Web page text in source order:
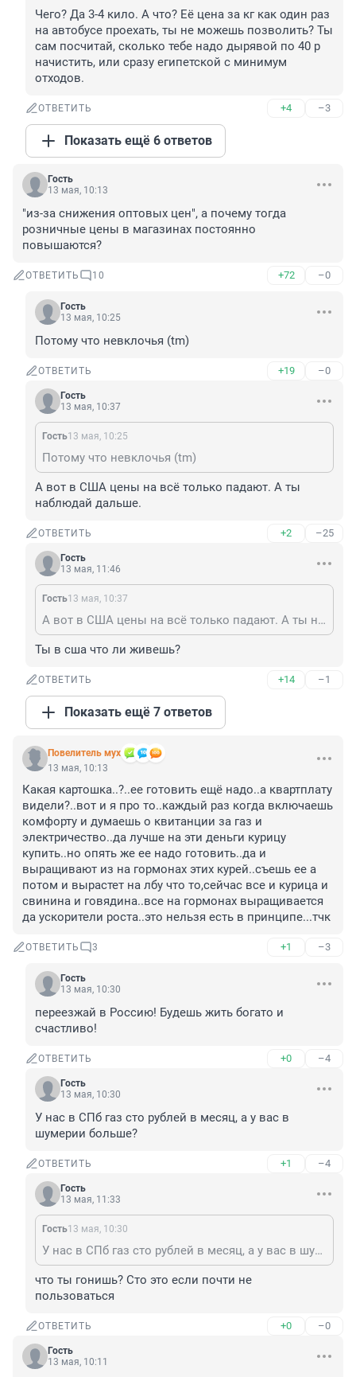
Чего? Да 3-4 кило. А что? Её цена за кг как один раз
на автобусе проехать, ты не можешь позволить? Ты
сам посчитай, сколько тебе надо дырявой по 40 р
начистить, или сразу египетской с минимум
отходов.
ОТВЕТИТЬ +4 –3
Показать ещё 6 ответов
Гость
13 мая, 10:13
"из-за снижения оптовых цен", а почему тогда
розничные цены в магазинах постоянно
повышаются?
ОТВЕТИТЬ 10 +72 –0
Гость
13 мая, 10:25
Потому что невклочья (tm)
ОТВЕТИТЬ +19 –0
Гость
13 мая, 10:37
Гость13 мая, 10:25
Потому что невклочья (tm)
А вот в США цены на всё только падают. А ты
наблюдай дальше.
ОТВЕТИТЬ +2 –25
Гость
13 мая, 11:46
Гость13 мая, 10:37
А вот в США цены на всё только падают. А ты наблюдай дальше.
Ты в сша что ли живешь?
ОТВЕТИТЬ +14 –1
Показать ещё 7 ответов
Повелитель мух
13 мая, 10:13
Какая картошка..?..ее готовить ещё надо..а квартплату
видели?..вот и я про то..каждый раз когда включаешь
комфорту и думаешь о квитанции за газ и
электричество..да лучше на эти деньги курицу
купить..но опять же ее надо готовить..да и
выращивают из на гормонах этих курей..съешь ее а
потом и вырастет на лбу что то,сейчас все и курица и
свинина и говядина..все на гормонах выращивается
да ускорители роста..это нельзя есть в принципе...тчк
ОТВЕТИТЬ 3 +1 –3
Гость
13 мая, 10:30
переезжай в Россию! Будешь жить богато и
счастливо!
ОТВЕТИТЬ +0 –4
Гость
13 мая, 10:30
У нас в СПб газ сто рублей в месяц, а у вас в
шумерии больше?
ОТВЕТИТЬ +1 –4
Гость
13 мая, 11:33
Гость13 мая, 10:30
У нас в СПб газ сто рублей в месяц, а у вас в шумерии больше?
что ты гонишь? Сто это если почти не
пользоваться
ОТВЕТИТЬ +0 –0
Гость
13 мая, 10:11